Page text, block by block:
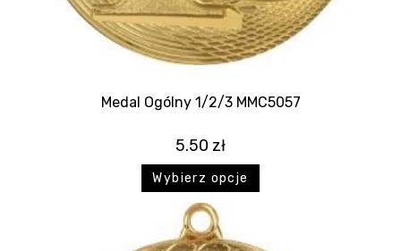
Medal Ogólny 1/2/3 MMC5057
5.50 zł
Wybierz opcje